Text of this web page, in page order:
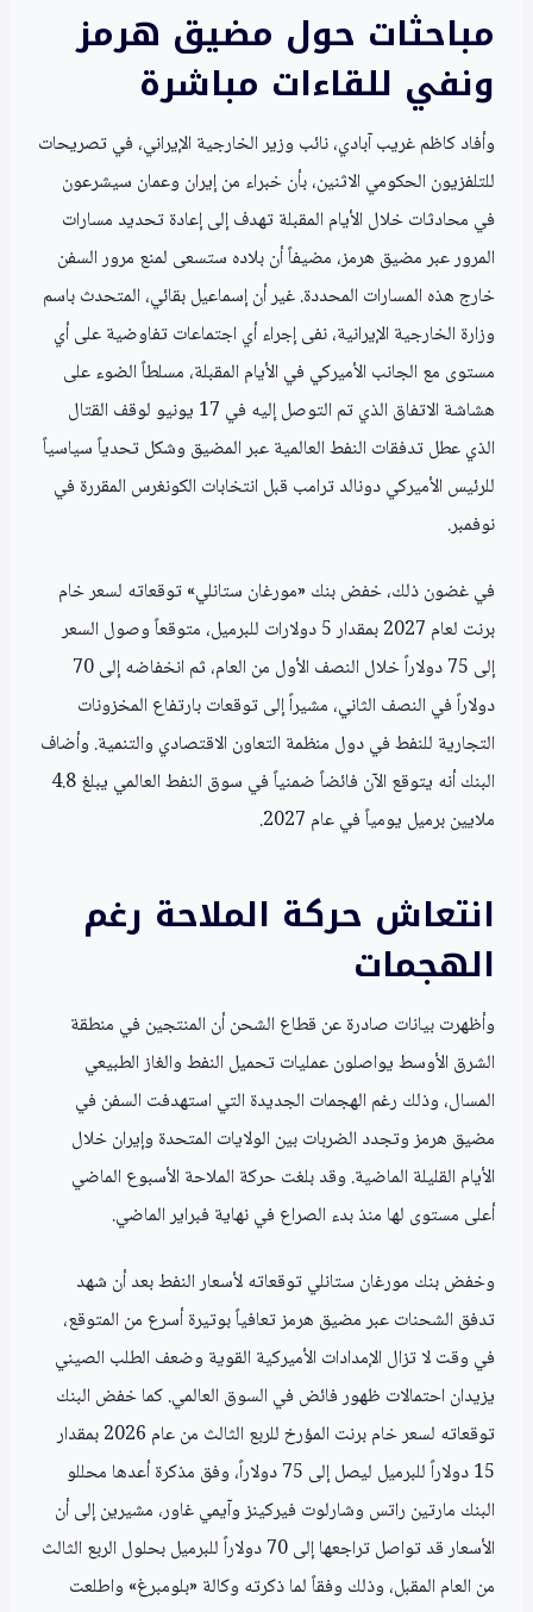
مباحثات حول مضيق هرمز
ونفي للقاءات مباشرة
وأفاد كاظم غريب آبادي، نائب وزير الخارجية الإيراني، في تصريحات
للتلفزيون الحكومي الاثنين، بأن خبراء من إيران وعمان سيشرعون
في محادثات خلال الأيام المقبلة تهدف إلى إعادة تحديد مسارات
المرور عبر مضيق هرمز، مضيفاً أن بلاده ستسعى لمنع مرور السفن
خارج هذه المسارات المحددة. غير أن إسماعيل بقائي، المتحدث باسم
وزارة الخارجية الإيرانية، نفى إجراء أي اجتماعات تفاوضية على أي
مستوى مع الجانب الأميركي في الأيام المقبلة، مسلطاً الضوء على
هشاشة الاتفاق الذي تم التوصل إليه في 17 يونيو لوقف القتال
الذي عطل تدفقات النفط العالمية عبر المضيق وشكل تحدياً سياسياً
للرئيس الأميركي دونالد ترامب قبل انتخابات الكونغرس المقررة في
نوفمبر.
في غضون ذلك، خفض بنك «مورغان ستانلي» توقعاته لسعر خام
برنت لعام 2027 بمقدار 5 دولارات للبرميل، متوقعاً وصول السعر
إلى 75 دولاراً خلال النصف الأول من العام، ثم انخفاضه إلى 70
دولاراً في النصف الثاني، مشيراً إلى توقعات بارتفاع المخزونات
التجارية للنفط في دول منظمة التعاون الاقتصادي والتنمية. وأضاف
البنك أنه يتوقع الآن فائضاً ضمنياً في سوق النفط العالمي يبلغ 4.8
ملايين برميل يومياً في عام 2027.
انتعاش حركة الملاحة رغم
الهجمات
وأظهرت بيانات صادرة عن قطاع الشحن أن المنتجين في منطقة
الشرق الأوسط يواصلون عمليات تحميل النفط والغاز الطبيعي
المسال، وذلك رغم الهجمات الجديدة التي استهدفت السفن في
مضيق هرمز وتجدد الضربات بين الولايات المتحدة وإيران خلال
الأيام القليلة الماضية. وقد بلغت حركة الملاحة الأسبوع الماضي
أعلى مستوى لها منذ بدء الصراع في نهاية فبراير الماضي.
وخفض بنك مورغان ستانلي توقعاته لأسعار النفط بعد أن شهد
تدفق الشحنات عبر مضيق هرمز تعافياً بوتيرة أسرع من المتوقع،
في وقت لا تزال الإمدادات الأميركية القوية وضعف الطلب الصيني
يزيدان احتمالات ظهور فائض في السوق العالمي. كما خفض البنك
توقعاته لسعر خام برنت المؤرخ للربع الثالث من عام 2026 بمقدار
15 دولاراً للبرميل ليصل إلى 75 دولاراً، وفق مذكرة أعدها محللو
البنك مارتين راتس وشارلوت فيركينز وآيمي غاور، مشيرين إلى أن
الأسعار قد تواصل تراجعها إلى 70 دولاراً للبرميل بحلول الربع الثالث
من العام المقبل، وذلك وفقاً لما ذكرته وكالة «بلومبرغ» واطلعت